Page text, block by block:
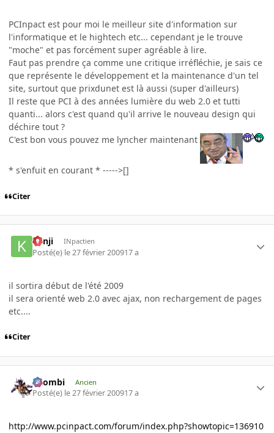
PCInpact est pour moi le meilleur site d'information sur
l'informatique et le hightech etc... cependant je le trouve
"moche" et pas forcément super agréable à lire.
Faut pas prendre ça comme une critique irréfléchie, je sais ce
que représente le développement et la maintenance d'un tel
site, surtout que prixdunet est là aussi (super d'ailleurs)
Il reste que PCI à des années lumière du web 2.0 et tutti
quanti... alors c'est quand qu'il arrive le nouveau design qui
déchire tout ?
C'est bon vous pouvez me lyncher maintenant
* s'enfuit en courant * ----->[]
Citer
kenji INpactien
Posté(e) le 27 février 200917 a
il sortira début de l'été 2009
il sera orienté web 2.0 avec ajax, non rechargement de pages
etc....
Citer
XZombi Ancien
Posté(e) le 27 février 200917 a
http://www.pcinpact.com/forum/index.php?showtopic=136910